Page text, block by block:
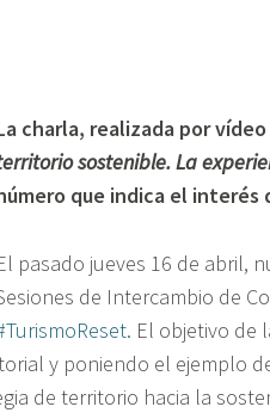
charla, realizada por
sostenible. La
que indica el interés
pasado jueves 16 de abril,
de Intercambio de
El objetivo de
y poniendo el ejemplo
de territorio hacia la